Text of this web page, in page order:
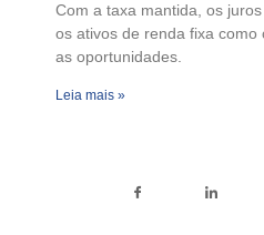
Com a taxa mantida, os
os ativos de renda fixa como
as oportunidades.
Leia mais »